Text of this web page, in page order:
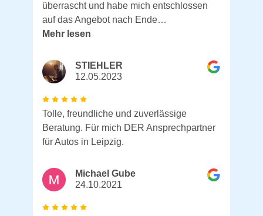
überrascht und habe mich entschlossen
auf das Angebot nach Ende…
Mehr lesen
STIEHLER
12.05.2023
Tolle, freundliche und zuverlässige
Beratung. Für mich DER Ansprechpartner
für Autos in Leipzig.
Michael Gube
24.10.2021